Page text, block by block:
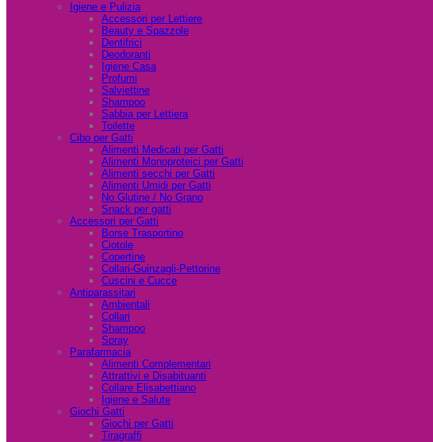
Igiene e Pulizia
Accessori per Lettiere
Beauty e Spazzole
Dentifrici
Deodoranti
Igiene Casa
Profumi
Salviettine
Shampoo
Sabbia per Lettiera
Toilette
Cibo per Gatti
Alimenti Medicati per Gatti
Alimenti Monoproteici per Gatti
Alimenti secchi per Gatti
Alimenti Umidi per Gatti
No Glutine / No Grano
Snack per gatti
Accessori per Gatti
Borse Trasportino
Ciotole
Copertine
Collari-Guinzagli-Pettorine
Cuscini e Cucce
Antiparassitari
Ambientali
Collari
Shampoo
Spray
Parafarmacia
Alimenti Complementari
Attrattivi e Disabituanti
Collare Elisabettiano
Igiene e Salute
Giochi Gatti
Giochi per Gatti
Tiragraffi